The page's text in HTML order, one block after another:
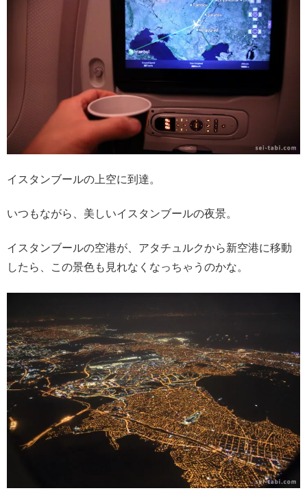
イスタンブールの上空に到達。
いつもながら、美しいイスタンブールの夜景。
イスタンブールの空港が、アタチュルクから新空港に移動
したら、この景色も見れなくなっちゃうのかな。